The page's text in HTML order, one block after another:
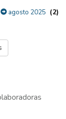
agosto 2025 (2)